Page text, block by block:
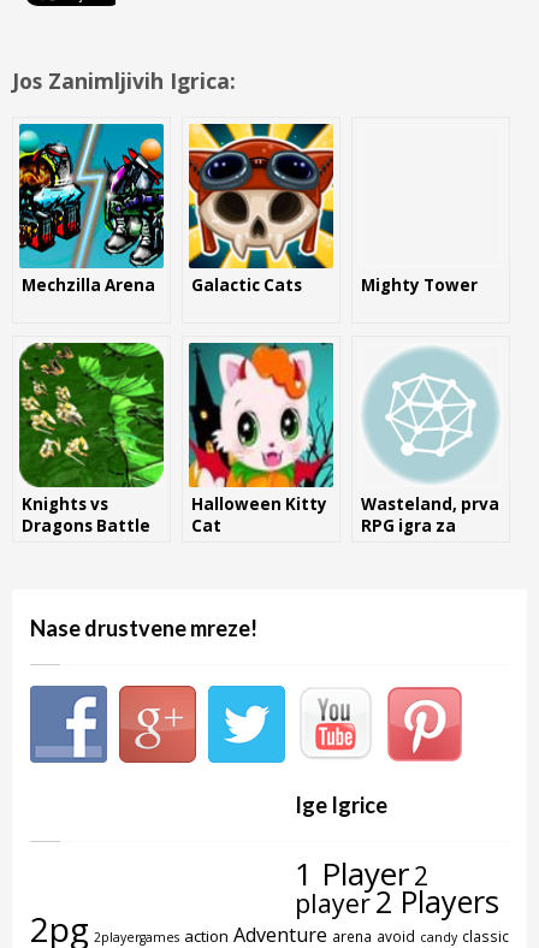
Jos Zanimljivih Igrica:
Mechzilla Arena Galactic Cats Mighty Tower
Knights vs
Dragons Battle
Halloween Kitty
Cat
Wasteland, prva
RPG igra za
Nase drustvene mreze!
Ige Igrice
1 Player2
player2 Players
2pg 2playergames action Adventure arena avoid candy classic